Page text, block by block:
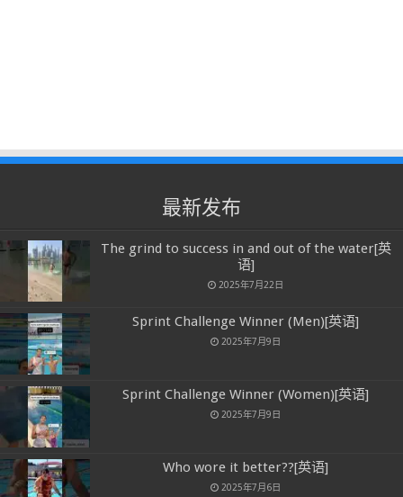
最新发布
The grind to success in and out of the water[英
语]
2025年7月22日
Sprint Challenge Winner (Men)[英语]
2025年7月9日
Sprint Challenge Winner (Women)[英语]
2025年7月9日
Who wore it better??[英语]
2025年7月6日